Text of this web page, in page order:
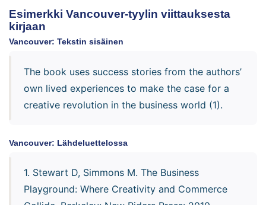
Esimerkki Vancouver-tyylin viittauksesta
kirjaan
Vancouver: Tekstin sisäinen
The book uses success stories from the authors’
own lived experiences to make the case for a
creative revolution in the business world (1).
Vancouver: Lähdeluettelossa
1. Stewart D, Simmons M. The Business
Playground: Where Creativity and Commerce